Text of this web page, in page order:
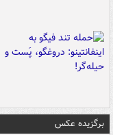
برگزیده عکس